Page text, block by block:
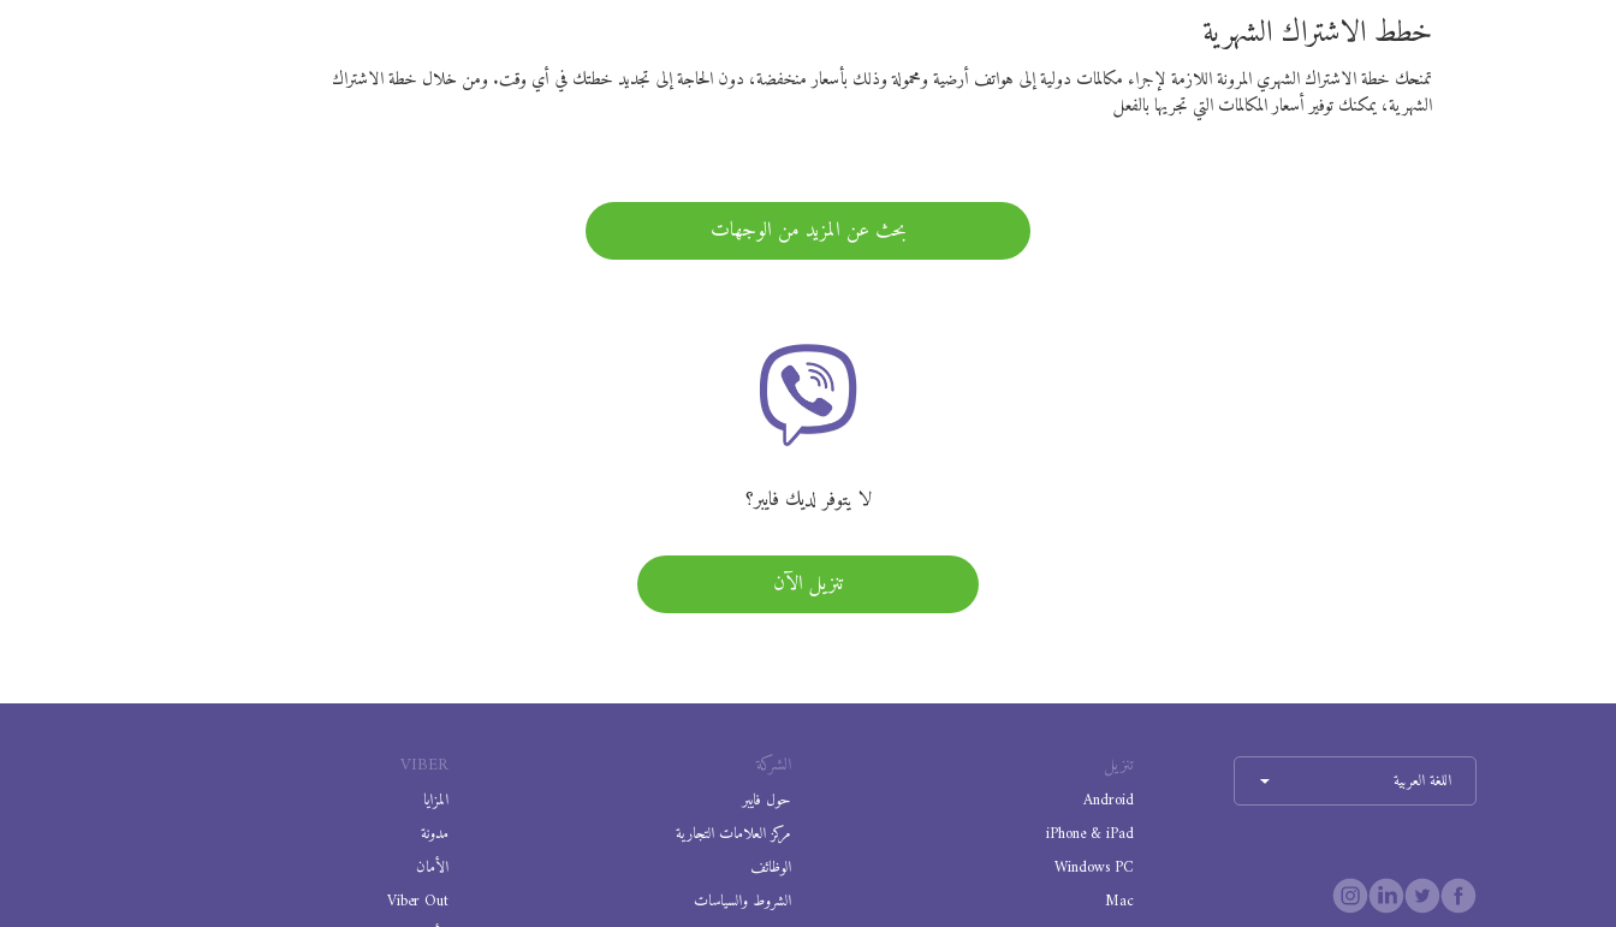
خطط الاشتراك الشهرية
تمنحك خطة الاشتراك الشهري المرونة اللازمة لإجراء مكالمات دولية إلى هواتف أرضية ومحمولة وذلك بأسعار منخفضة، دون الحاجة إلى تجديد خطتك في أي وقت. ومن خلال خطة الاشتراك
الشهرية، يمكنك توفير أسعار المكالمات التي تجريها بالفعل
بحث عن المزيد من الوجهات
لا يتوفر لديك فايبر؟
تنزيل الآن
VIBER
المزايا
مدونة
الأمان
Viber Out
الشركة
حول فايبر
مركز العلامات التجارية
الوظائف
الشروط والسياسات
تنزيل
Android
iPhone & iPad
Windows PC
Mac
اللغة العربية